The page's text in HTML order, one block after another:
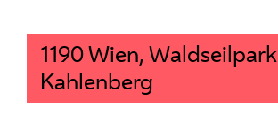
1190 Wien, Waldseilpark
Kahlenberg